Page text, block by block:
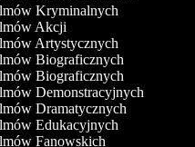
Kryminalnych
Akcji
Artystycznych
Biograficznych
Biograficznych
Demonstracyjnych
Dramatycznych
Edukacyjnych
Fanowskich